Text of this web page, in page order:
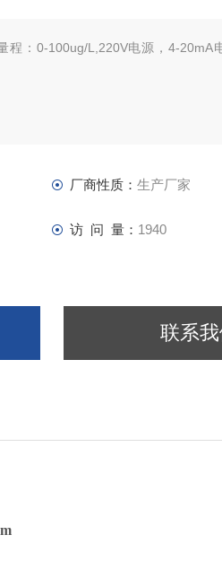
程：0-100ug/L,220V电源，4-20mA
厂商性质： 生产厂家
访 问 量： 1940
联系